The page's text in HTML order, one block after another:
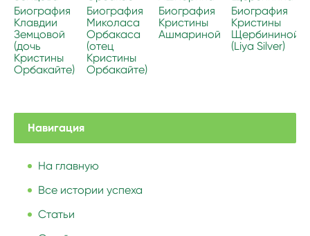
Биография
Клавдии
Земцовой
(дочь
Кристины
Орбакайте)
Биография
Миколаса
Орбакаса
(отец
Кристины
Орбакайте)
Биография
Кристины
Ашмариной
Биография
Кристины
Щербининой
(Liya Silver)
Навигация
На главную
Все истории успеха
Статьи